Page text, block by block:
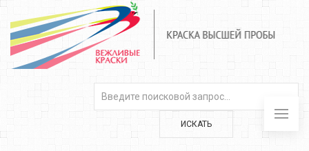
ИСКАТЬ